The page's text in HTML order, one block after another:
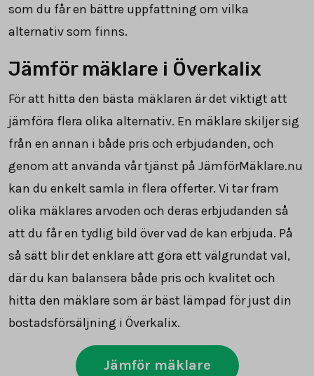
som du får en bättre uppfattning om vilka
alternativ som finns.
Jämför mäklare i Överkalix
För att hitta den bästa mäklaren är det viktigt att
jämföra flera olika alternativ. En mäklare skiljer sig
från en annan i både pris och erbjudanden, och
genom att använda vår tjänst på JämförMäklare.nu
kan du enkelt samla in flera offerter. Vi tar fram
olika mäklares arvoden och deras erbjudanden så
att du får en tydlig bild över vad de kan erbjuda. På
så sätt blir det enklare att göra ett välgrundat val,
där du kan balansera både pris och kvalitet och
hitta den mäklare som är bäst lämpad för just din
bostadsförsäljning i Överkalix.
Jämför mäklare